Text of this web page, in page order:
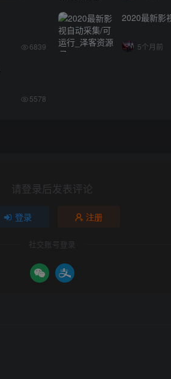
6839
2020最新影
5个月前
5578
请登录后发表评论
登录 注册
社交账号登录